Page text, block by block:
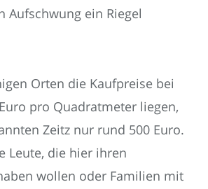
Aufschwung ein Riegel
Orten die Kaufpreise bei
pro Quadratmeter liegen,
Zeitz nur rund 500 Euro.
Leute, die hier ihren
wollen oder Familien mit